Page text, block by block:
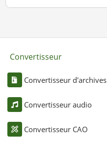
Convertisseur
Convertisseur d'archives
Convertisseur audio
Convertisseur CAO